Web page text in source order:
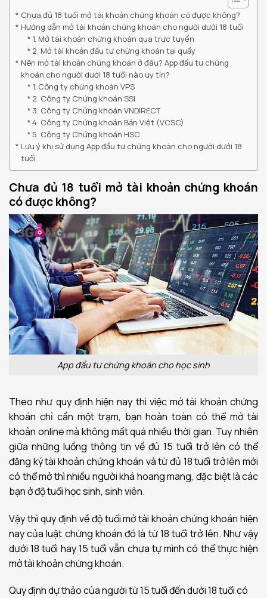
Chưa đủ 18 tuổi mở tài khoản chứng khoán có được không?
Hướng dẫn mở tài khoản chứng khoán cho người dưới 18 tuổi
1. Mở tài khoản chứng khoán qua trực tuyến
2. Mở tài khoản đầu tư chứng khoán tại quầy
Nên mở tài khoản chứng khoán ở đâu? App đầu tư chứng
khoán cho người dưới 18 tuổi nào uy tín?
1. Công ty chứng khoán VPS
2. Công ty Chứng khoán SSI
3. Công ty Chứng khoán VNDIRECT
4. Công ty Chứng khoán Bản Việt (VCSC)
5. Công ty Chứng khoán HSC
Lưu ý khi sử dụng App đầu tư chứng khoán cho người dưới 18
tuổi
Chưa đủ 18 tuổi mở tài khoản chứng khoán
có được không?
App đầu tư chứng khoán cho học sinh
Theo như quy định hiện nay thì việc mở tài khoản chứng
khoán chỉ cần một trạm, bạn hoàn toàn có thể mở tài
khoản online mà không mất quá nhiều thời gian. Tuy nhiên
giữa những luồng thông tin về đủ 15 tuổi trở lên có thể
đăng ký tài khoản chứng khoán và từ đủ 18 tuổi trở lên mới
có thể mở thì nhiều người khá hoang mang, đặc biệt là các
bạn ở độ tuổi học sinh, sinh viên.
Vậy thì quy định về độ tuổi mở tài khoản chứng khoán hiện
nay của luật chứng khoán đó là từ 18 tuổi trở lên. Như vậy
dưới 18 tuổi hay 15 tuổi vẫn chưa tự mình có thể thực hiện
mở tài khoản chứng khoán.
Quy định dự thảo của người từ 15 tuổi đến dưới 18 tuổi có